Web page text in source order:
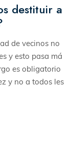
destituir a
de vecinos no
y esto pasa má
es obligatorio
y no a todos les